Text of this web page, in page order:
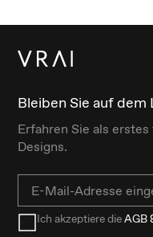
Bleiben Sie auf dem
Erfahren Sie als erstes
Designs.
Email
Ich akzeptiere dieAGB